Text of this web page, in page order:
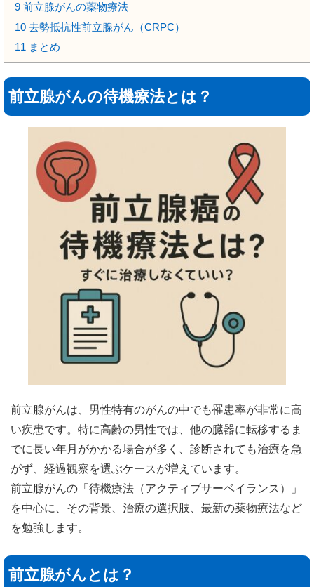
9 前立腺がんの薬物療法
10 去勢抵抗性前立腺がん（CRPC）
11 まとめ
前立腺がんの待機療法とは？
前立腺がんは、男性特有のがんの中でも罹患率が非常に高
い疾患です。特に高齢の男性では、他の臓器に転移するま
でに長い年月がかかる場合が多く、診断されても治療を急
がず、経過観察を選ぶケースが増えています。
前立腺がんの「待機療法（アクティブサーベイランス）」
を中心に、その背景、治療の選択肢、最新の薬物療法など
を勉強します。
前立腺がんとは？